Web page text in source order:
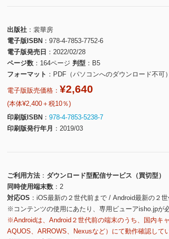
出版社
裳華房
電子版ISBN
978-4-7853-7752-6
電子版発売日
2022/02/28
ページ数
164ページ 判型
B5
フォーマット
PDF（パソコンへのダウンロード不可）
電子版販売価格： ¥2,640
(本体¥2,400＋税10％)
印刷版ISBN
978-4-7853-5238-7
印刷版発行年月
2019/03
ご利用方法
ダウンロード型配信サービス（買切型）
同時使用端末数
2
対応OS
iOS最新の２世代前まで / Android最新の２
※コンテンツの使用にあたり、専用ビューアisho.jpが
※Androidは、Android２世代前の端末のうち、国内キ
AQUOS、ARROWS、Nexusなど）にて動作確認して